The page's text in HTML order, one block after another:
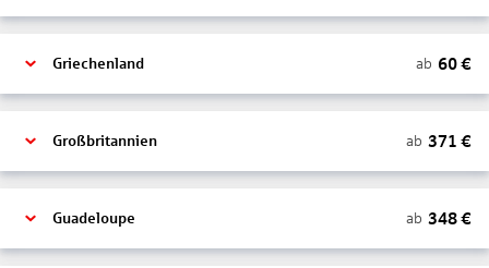
Griechenland ab 60€
Großbritannien ab 371 €
Guadeloupe ab 348€